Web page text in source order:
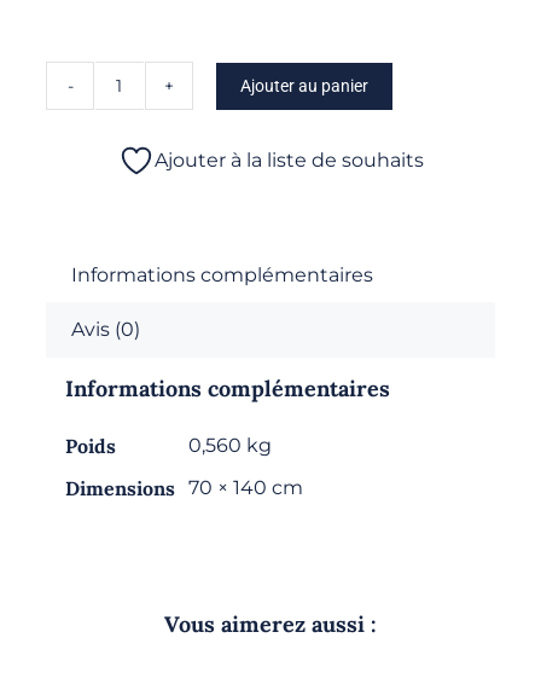
quantité
Opus
douche
Ecru
Ajouter au panier
Ajouter à la liste de souhaits
Informations complémentaires
Avis (0)
Informations complémentaires
Poids 0,560 kg
Dimensions 70 × 140 cm
Vous aimerez aussi :